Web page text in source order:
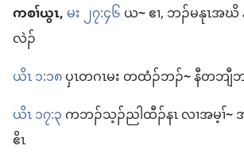
ကစၢ်​ယွၤ,မး ၂၇:၄၆ယ~ဧၢ, ​ဘၣ်​မနုၤ​အ
လဲၣ်
ယိၤ ၁:၁၈ပှၤ​တဂၤ​မး တထံၣ်​ဘၣ်~နီတဘျီ​
ယိၤ ၁၇:၃က​ဘၣ်​သ့ၣ်ညါ​ထီၣ်​နၤ လၢ​အမ့ၢ်~
ဧိၤ